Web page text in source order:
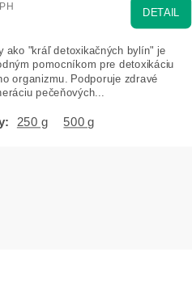
DETAIL
ako "kráľ detoxikačných bylín" je
pomocníkom pre detoxikáciu
organizmu. Podporuje zdravé
pečeňových...
250 g 500 g